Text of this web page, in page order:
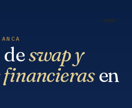
swap y
en